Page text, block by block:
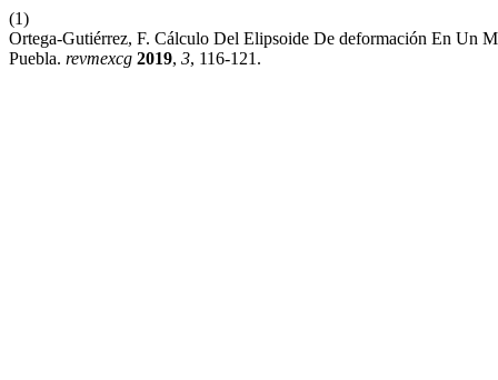
(1)
Ortega-Gutiérrez, F. Cálculo Del Elipsoide De deformación En Un
Puebla. revmexcg 2019, 3, 116-121.